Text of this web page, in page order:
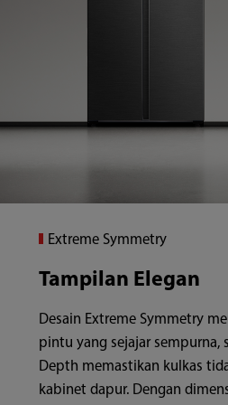
Extreme Symmetry
Tampilan Elegan
Desain Extreme Symmetry
pintu yang sejajar sempurna,
Depth memastikan kulkas
kabinet dapur. Dengan